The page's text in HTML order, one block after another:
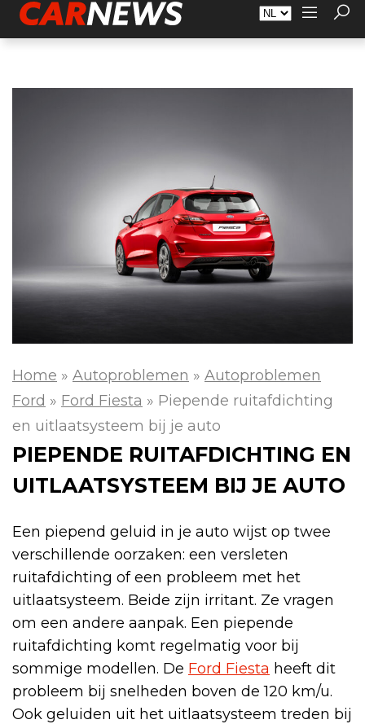
Adverteren Over Carnews.nl Contact
Home » Autoproblemen » Autoproblemen
Ford » Ford Fiesta » Piepende ruitafdichting
en uitlaatsysteem bij je auto
PIEPENDE RUITAFDICHTING EN
UITLAATSYSTEEM BIJ JE AUTO
Een piepend geluid in je auto wijst op twee
verschillende oorzaken: een versleten
ruitafdichting of een probleem met het
uitlaatsysteem. Beide zijn irritant. Ze vragen
om een andere aanpak. Een piepende
ruitafdichting komt regelmatig voor bij
sommige modellen. De Ford Fiesta heeft dit
probleem bij snelheden boven de 120 km/u.
Ook geluiden uit het uitlaatsysteem treden bij